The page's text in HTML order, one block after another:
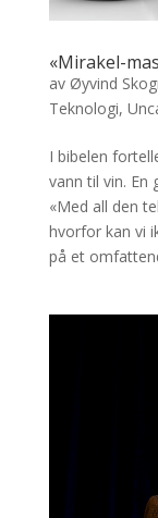
«Mirakel-
av Øyvind
Teknologi,
I bibelen
vann til vin. En
«Med all den
hvorfor kan vi
på et